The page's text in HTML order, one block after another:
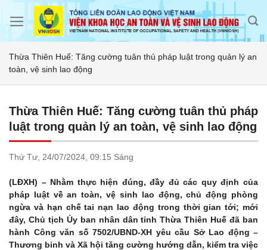
Thừa Thiên Huế: Tăng cường tuân thủ pháp luật trong quản lý an
toàn, vệ sinh lao động
Thừa Thiên Huế: Tăng cường tuân thủ pháp
luật trong quản lý an toàn, vệ sinh lao động
Thứ Tư, 24/07/2024, 09:15 Sáng
(LĐXH) – Nhằm thực hiện đúng, đầy đủ các quy định của
pháp luật về an toàn, vệ sinh lao động, chủ động phòng
ngừa và hạn chế tai nạn lao động trong thời gian tới; mới
đây, Chủ tịch Ủy ban nhân dân tỉnh Thừa Thiên Huế đã ban
hành Công văn số 7502/UBND-XH yêu cầu Sở Lao động –
Thương binh và Xã hội tăng cường hướng dẫn, kiểm tra việc